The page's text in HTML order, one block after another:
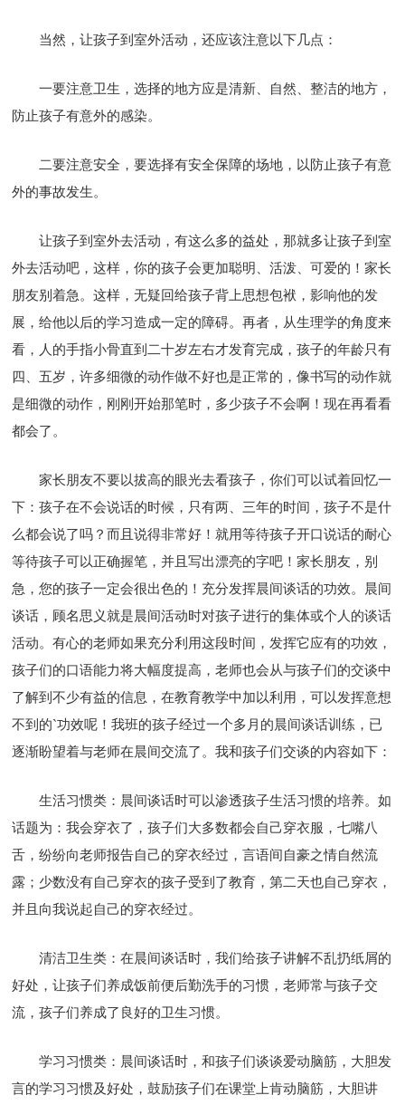
当然，让孩子到室外活动，还应该注意以下几点：
一要注意卫生，选择的地方应是清新、自然、整洁的地方，
防止孩子有意外的感染。
二要注意安全，要选择有安全保障的场地，以防止孩子有意
外的事故发生。
让孩子到室外去活动，有这么多的益处，那就多让孩子到室
外去活动吧，这样，你的孩子会更加聪明、活泼、可爱的！家长
朋友别着急。这样，无疑回给孩子背上思想包袱，影响他的发
展，给他以后的学习造成一定的障碍。再者，从生理学的角度来
看，人的手指小骨直到二十岁左右才发育完成，孩子的年龄只有
四、五岁，许多细微的动作做不好也是正常的，像书写的动作就
是细微的动作，刚刚开始那笔时，多少孩子不会啊！现在再看看
都会了。
家长朋友不要以拔高的眼光去看孩子，你们可以试着回忆一
下：孩子在不会说话的时候，只有两、三年的时间，孩子不是什
么都会说了吗？而且说得非常好！就用等待孩子开口说话的耐心
等待孩子可以正确握笔，并且写出漂亮的字吧！家长朋友，别
急，您的孩子一定会很出色的！充分发挥晨间谈话的功效。晨间
谈话，顾名思义就是晨间活动时对孩子进行的集体或个人的谈话
活动。有心的老师如果充分利用这段时间，发挥它应有的功效，
孩子们的口语能力将大幅度提高，老师也会从与孩子们的交谈中
了解到不少有益的信息，在教育教学中加以利用，可以发挥意想
不到的`功效呢！我班的孩子经过一个多月的晨间谈话训练，已
逐渐盼望着与老师在晨间交流了。我和孩子们交谈的内容如下：
生活习惯类：晨间谈话时可以渗透孩子生活习惯的培养。如
话题为：我会穿衣了，孩子们大多数都会自己穿衣服，七嘴八
舌，纷纷向老师报告自己的穿衣经过，言语间自豪之情自然流
露；少数没有自己穿衣的孩子受到了教育，第二天也自己穿衣，
并且向我说起自己的穿衣经过。
清洁卫生类：在晨间谈话时，我们给孩子讲解不乱扔纸屑的
好处，让孩子们养成饭前便后勤洗手的习惯，老师常与孩子交
流，孩子们养成了良好的卫生习惯。
学习习惯类：晨间谈话时，和孩子们谈谈爱动脑筋，大胆发
言的学习习惯及好处，鼓励孩子们在课堂上肯动脑筋，大胆讲